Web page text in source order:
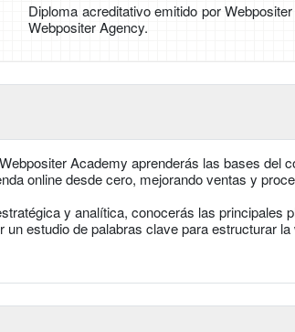
Diploma acreditativo emitido por
Webpositer Agency.
Academy aprenderás las bases del
online desde cero, mejorando ventas y
y analítica, conocerás las principales
estudio de palabras clave para estructurar